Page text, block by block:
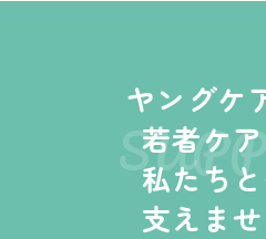
ヤングケ
若者ケ
私たち
支えま